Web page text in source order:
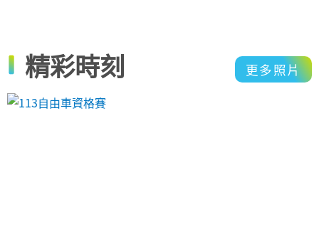
精彩時刻 更多照片